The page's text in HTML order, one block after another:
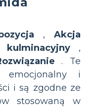
, Akcja
kulminacyjny ,
. Te
emocjonalny i
i są zgodne ze
stosowaną w